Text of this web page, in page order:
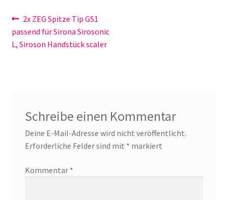
Beitragsnavigation
Vorheriger
Beitrag:
2x ZEG Spitze Tip GS1
passend für Sirona Sirosonic
L, Siroson Handstück scaler
Schreibe einen Kommentar
Deine E-Mail-Adresse wird nicht veröffentlicht.
Erforderliche Felder sind mit * markiert
Kommentar *